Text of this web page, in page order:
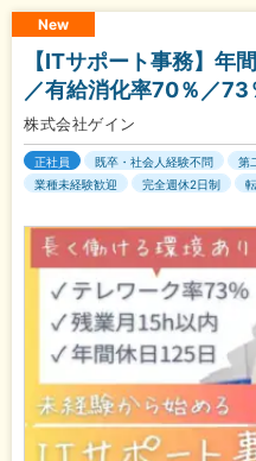
New
【ITサポート事務】年
／有給消化率70％／73
株式会社ゲイン
正社員 既卒・社会人経験不問 第
業種未経験歓迎
完全週休2日制